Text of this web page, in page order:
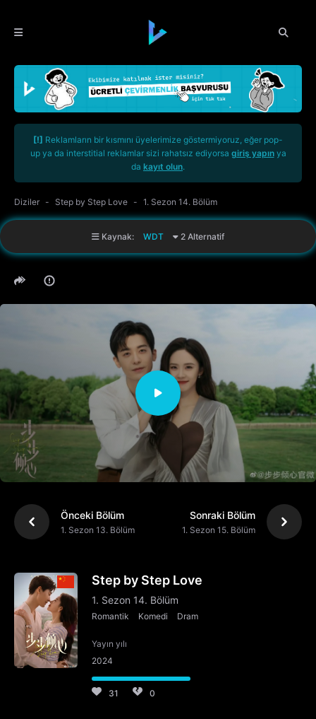
[!] Reklamların bir kısmını üyelerimize göstermiyoruz, eğer pop-
up ya da interstitial reklamlar sizi rahatsız ediyorsa giriş yapınya
da kayıt olun.
Diziler Step by Step Love 1. Sezon 14. Bölüm
Kaynak: WDT 2 Alternatif
Önceki Bölüm
1. Sezon 13. Bölüm
Sonraki Bölüm
1. Sezon 15. Bölüm
Step by Step Love
1. Sezon 14. Bölüm
Romantik Komedi Dram
Yayın yılı
2024
31 0